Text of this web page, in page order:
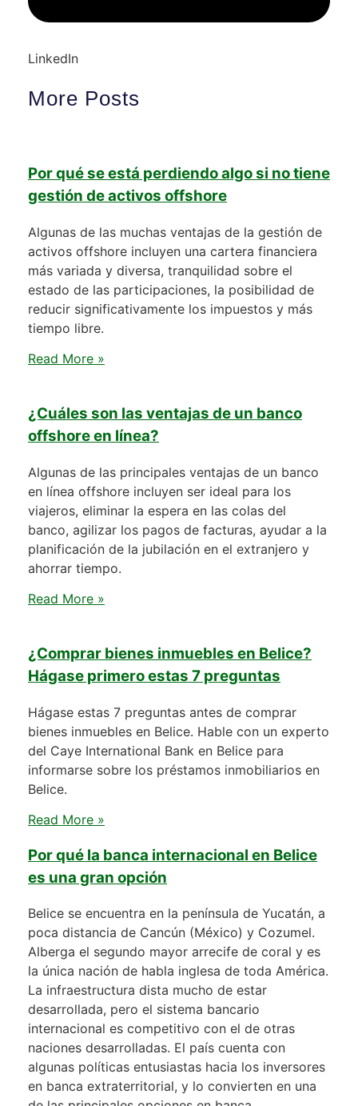
LinkedIn
More Posts
Por qué se está perdiendo algo si no tiene
gestión de activos offshore
Algunas de las muchas ventajas de la gestión de
activos offshore incluyen una cartera financiera
más variada y diversa, tranquilidad sobre el
estado de las participaciones, la posibilidad de
reducir significativamente los impuestos y más
tiempo libre.
Read More »
¿Cuáles son las ventajas de un banco
offshore en línea?
Algunas de las principales ventajas de un banco
en línea offshore incluyen ser ideal para los
viajeros, eliminar la espera en las colas del
banco, agilizar los pagos de facturas, ayudar a la
planificación de la jubilación en el extranjero y
ahorrar tiempo.
Read More »
¿Comprar bienes inmuebles en Belice?
Hágase primero estas 7 preguntas
Hágase estas 7 preguntas antes de comprar
bienes inmuebles en Belice. Hable con un experto
del Caye International Bank en Belice para
informarse sobre los préstamos inmobiliarios en
Belice.
Read More »
Por qué la banca internacional en Belice
es una gran opción
Belice se encuentra en la península de Yucatán, a
poca distancia de Cancún (México) y Cozumel.
Alberga el segundo mayor arrecife de coral y es
la única nación de habla inglesa de toda América.
La infraestructura dista mucho de estar
desarrollada, pero el sistema bancario
internacional es competitivo con el de otras
naciones desarrolladas. El país cuenta con
algunas políticas entusiastas hacia los inversores
en banca extraterritorial, y lo convierten en una